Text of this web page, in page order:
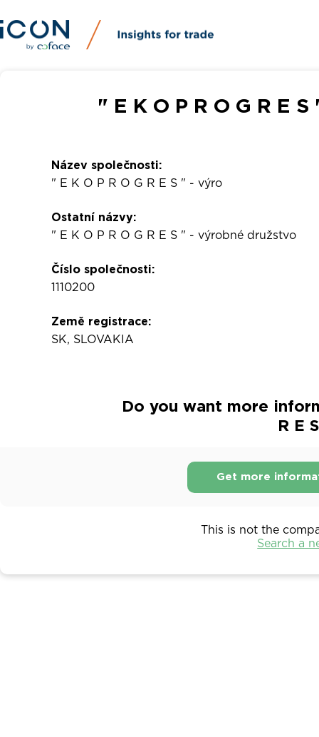
" E K O P R O G R E
Název společnosti:
" E K O P R O G R E S " - výro
Ostatní názvy:
" E K O P R O G R E S " - výrobné družstvo
Číslo společnosti:
1110200
Země registrace:
SK, SLOVAKIA
Do you want more
R E
Get more
This is not the
Search a